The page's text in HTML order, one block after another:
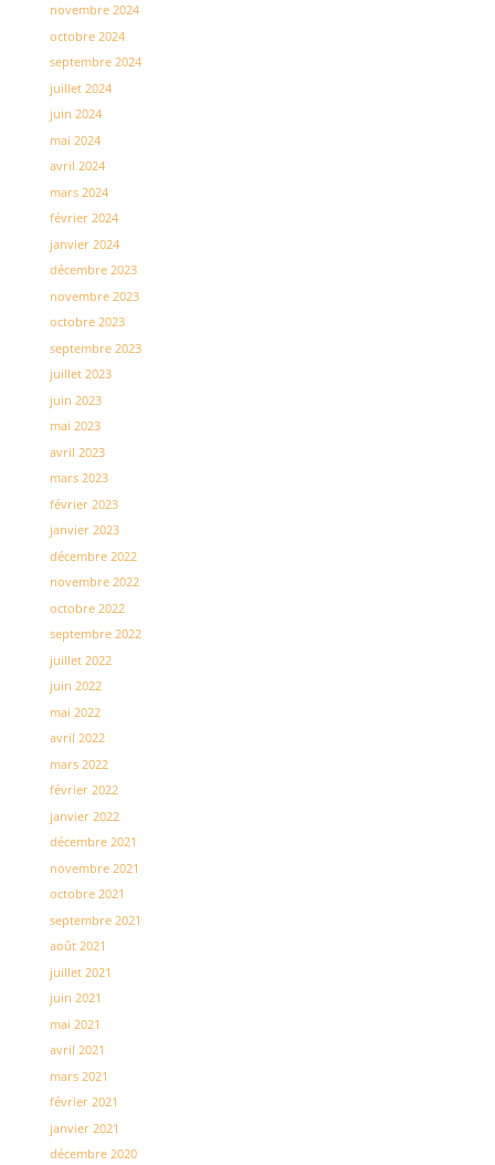
novembre 2024
octobre 2024
septembre 2024
juillet 2024
juin 2024
mai 2024
avril 2024
mars 2024
février 2024
janvier 2024
décembre 2023
novembre 2023
octobre 2023
septembre 2023
juillet 2023
juin 2023
mai 2023
avril 2023
mars 2023
février 2023
janvier 2023
décembre 2022
novembre 2022
octobre 2022
septembre 2022
juillet 2022
juin 2022
mai 2022
avril 2022
mars 2022
février 2022
janvier 2022
décembre 2021
novembre 2021
octobre 2021
septembre 2021
août 2021
juillet 2021
juin 2021
mai 2021
avril 2021
mars 2021
février 2021
janvier 2021
décembre 2020